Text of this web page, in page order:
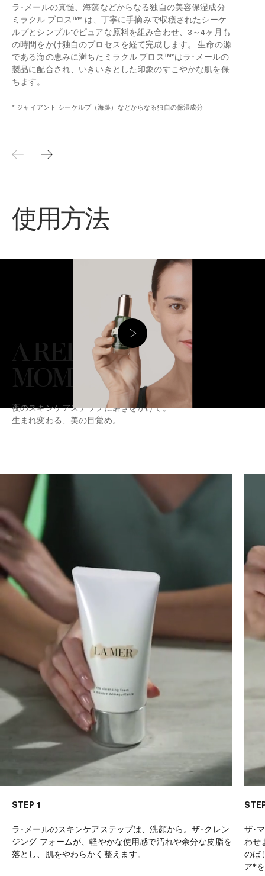
ラ･メールの真髄、海藻などからなる独自の美容保湿成分
ミラクル ブロス™* は、丁寧に手摘みで収穫されたシーケ
ルプとシンプルでピュアな原料を組み合わせ、3～4ヶ月も
の時間をかけ独自のプロセスを経て完成します。 生命の源
である海の恵みに満ちたミラクル ブロス™*はラ･メールの
製品に配合され、いきいきとした印象のすこやかな肌を保
ちます。
* ジャイアント シーケルプ（海藻）などからなる独自の保湿成分
使用方法
A REFINING
MOMENT
夜のスキンケアステップに磨きをかけて。
生まれ変わる、美の目覚め。
STEP 1
ラ･メールのスキンケアステップは、洗顔から。ザ･クレン
ジング フォームが、軽やかな使用感で汚れや余分な皮脂を
落とし、肌をやわらかく整えます。
ザ･
わせ
のば
ア*